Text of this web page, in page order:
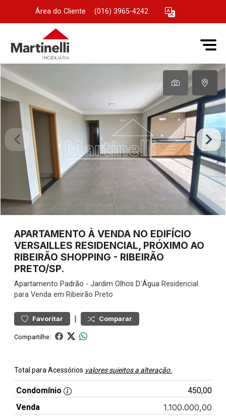
Área do Cliente (016) 3965-4242
APARTAMENTO À VENDA NO EDIFÍCIO
VERSAILLES RESIDENCIAL, PRÓXIMO AO
RIBEIRÃO SHOPPING - RIBEIRÃO
PRETO/SP.
Apartamento Padrão - Jardim Olhos D`Água Residencial
para Venda em Ribeirão Preto
Favoritar | Comparar
Compartilhe:
Total para Acessórios valores sujeitos a alteração.
Condomínio
450,00
Venda
1.100.000,00